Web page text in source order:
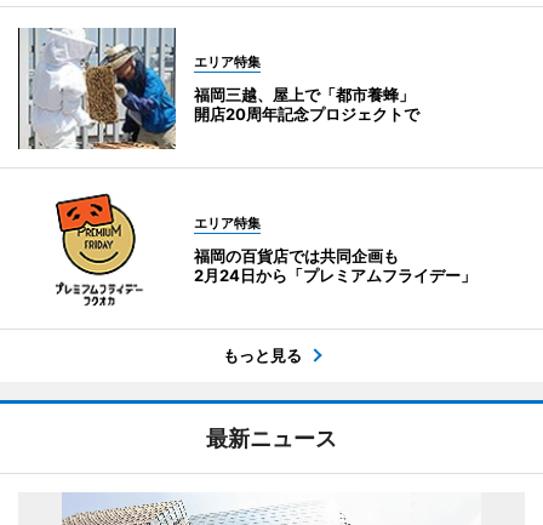
エリア特集
福岡三越、屋上で「都市養蜂」
開店20周年記念プロジェクトで
エリア特集
福岡の百貨店では共同企画も
2月24日から「プレミアムフライデー」
もっと見る
最新ニュース